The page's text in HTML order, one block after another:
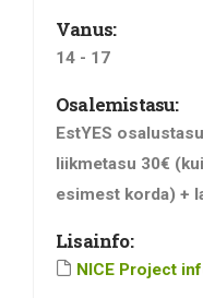
Vanus:
14 - 17
Osalemistasu:
EstYES
liikmetasu 30€
esimest korda) +
Lisainfo:
NICE Project info.